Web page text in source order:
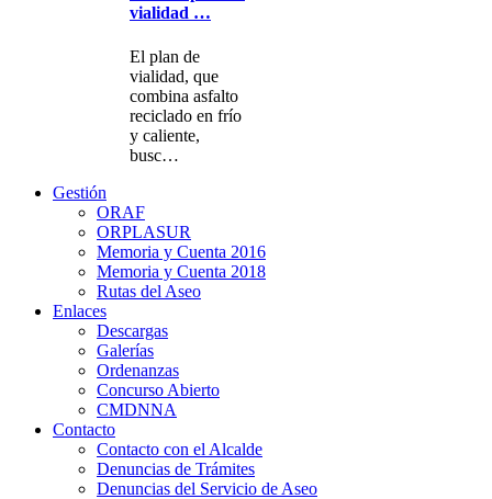
vialidad …
El plan de
vialidad, que
combina asfalto
reciclado en frío
y caliente,
busc…
Gestión
ORAF
ORPLASUR
Memoria y Cuenta 2016
Memoria y Cuenta 2018
Rutas del Aseo
Enlaces
Descargas
Galerías
Ordenanzas
Concurso Abierto
CMDNNA
Contacto
Contacto con el Alcalde
Denuncias de Trámites
Denuncias del Servicio de Aseo